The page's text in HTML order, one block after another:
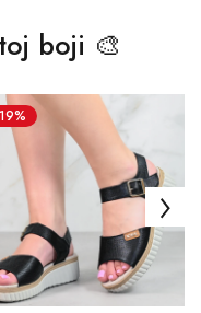
boji 🎨